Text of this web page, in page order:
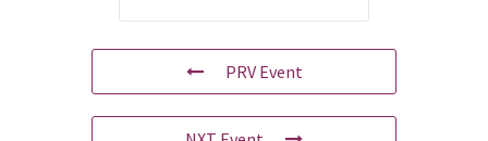
PRV Event